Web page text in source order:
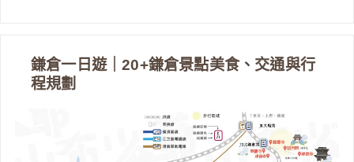
鎌倉一日遊｜20+鎌倉景點美食、交通與行
程規劃